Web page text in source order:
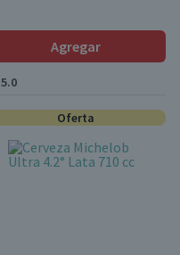
Agregar
5.0
Oferta